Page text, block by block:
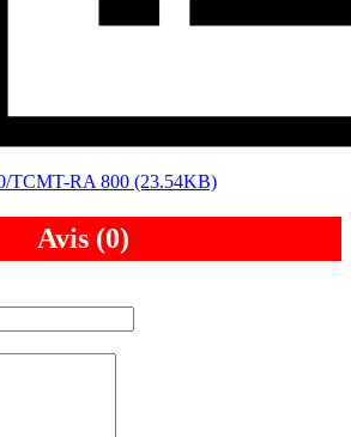
TCMT-RA 800 (23.54KB)
Avis (0)